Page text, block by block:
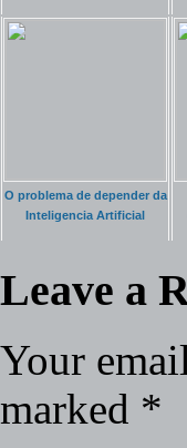
O problema de depender da
Inteligencia Artificial
Leave a
Your
marked *